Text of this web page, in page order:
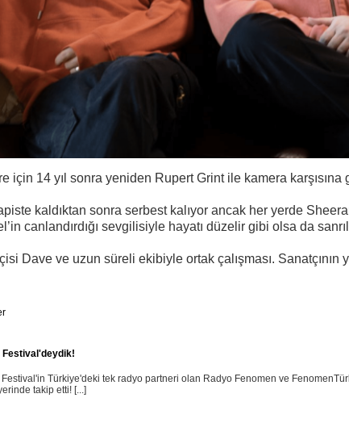
için 14 yıl sonra yeniden Rupert Grint ile kamera
kaldıktan sonra serbest kalıyor ancak her yerde
canlandırdığı sevgilisiyle hayatı düzelir gibi olsa da
Dave ve uzun süreli ekibiyle ortak çalışması. Sanatçının
Festival'deydik!
Türkiye'deki tek radyo partneri olan Radyo Fenomen ve
takip etti! [...]